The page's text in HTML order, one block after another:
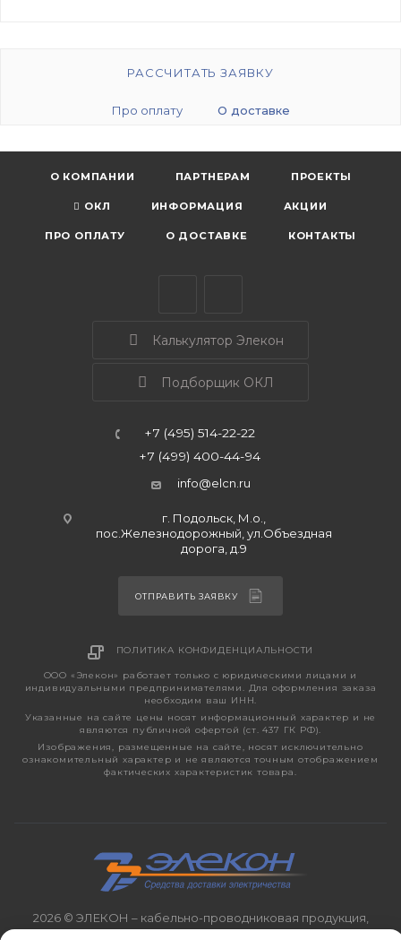
РАССЧИТАТЬ ЗАЯВКУ
Про оплату О доставке
О КОМПАНИИ ПАРТНЕРАМ ПРОЕКТЫ
ОКЛ ИНФОРМАЦИЯ АКЦИИ
ПРО ОПЛАТУ О ДОСТАВКЕ КОНТАКТЫ
Калькулятор Элекон
Подборщик ОКЛ
+7 (495) 514-22-22
+7 (499) 400-44-94
info@elcn.ru
г. Подольск, М.о.,
пос.Железнодорожный, ул.Объездная
дорога, д.9
ОТПРАВИТЬ ЗАЯВКУ
ПОЛИТИКА КОНФИДЕНЦИАЛЬНОСТИ
ООО «Элекон» работает только с юридическими лицами и
индивидуальными предпринимателями. Для оформления заказа
необходим ваш ИНН.
Указанные на сайте цены носят информационный характер и не
являются публичной офертой (ст. 437 ГК РФ).
Изображения, размещенные на сайте, носят исключительно
ознакомительный характер и не являются точным отображением
фактических характеристик товара.
2026 © ЭЛЕКОН – кабельно-проводниковая продукция,